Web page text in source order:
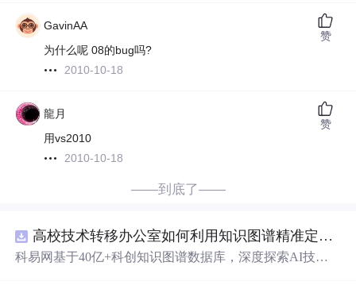
GavinAA
为什么呢 08的bug吗?
2010-10-18
赞
龍月
用vs2010
2010-10-18
赞
——到底了——
高校技术转移办公室如何利用知识图谱精准定位产业需求与技术适配点？.docx
科易网基于40亿+科创知识图谱数据库，深度探索AI技术